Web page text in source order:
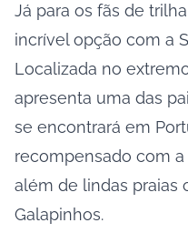
Já para os fãs de
incrível opção com a
Localizada no
apresenta uma das
se encontrará em
recompensado com
além de lindas praias
Galapinhos.